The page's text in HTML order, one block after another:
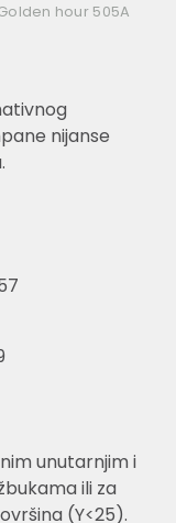
hour 505A
nijanse
unutarnjim i
ili za
(Y<25).